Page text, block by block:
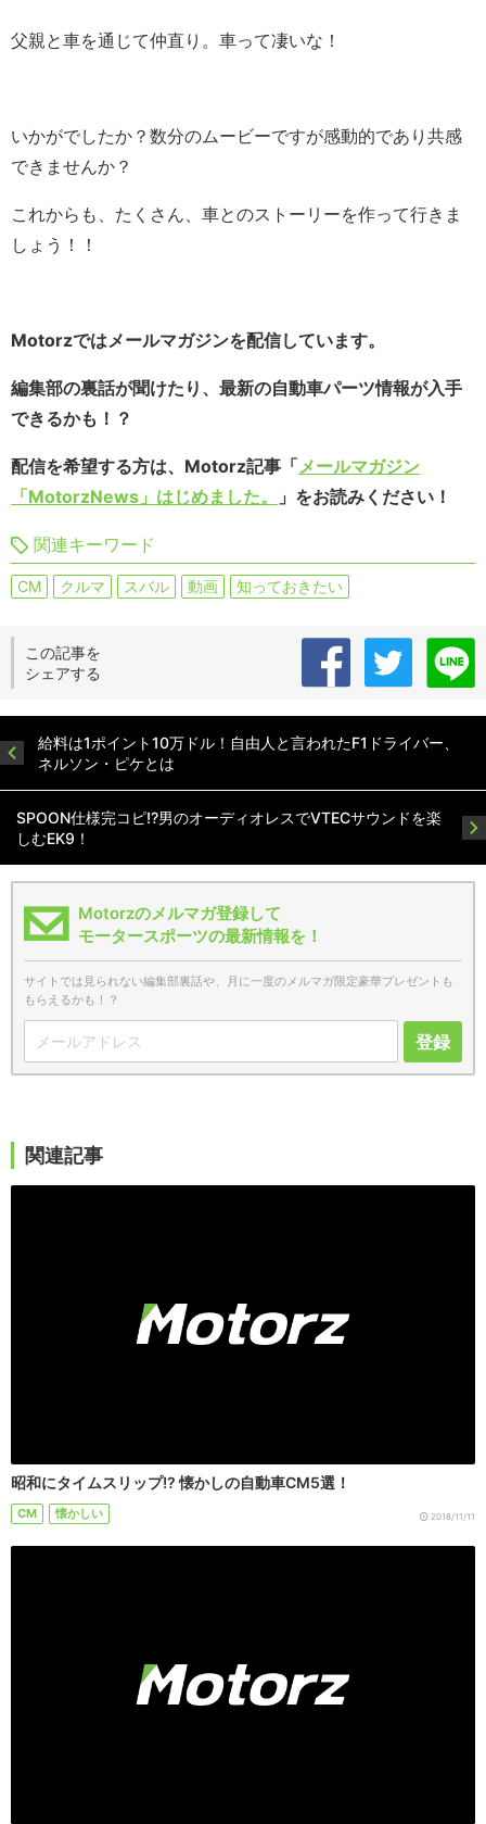
父親と車を通じて仲直り。車って凄いな！
いかがでしたか？数分のムービーですが感動的であり共感
できませんか？
これからも、たくさん、車とのストーリーを作って行きま
しょう！！
Motorzではメールマガジンを配信しています。
編集部の裏話が聞けたり、最新の自動車パーツ情報が入手
できるかも！？
配信を希望する方は、Motorz記事「メールマガジン
「MotorzNews」はじめました。
」をお読みください！
関連キーワード
CM クルマ スバル 動画 知っておきたい
この記事を
シェアする
給料は1ポイント10万ドル！自由人と言われたF1ドライバー、
ネルソン・ピケとは
SPOON仕様完コピ!?男のオーディオレスでVTECサウンドを楽
しむEK9！
Motorzのメルマガ登録して
モータースポーツの最新情報を！
サイトでは見られない編集部裏話や、月に一度のメルマガ限定豪華プレゼントも
もらえるかも！？
登録
関連記事
昭和にタイムスリップ!? 懐かしの自動車CM5選！
CM 懐かしい 2018/11/11